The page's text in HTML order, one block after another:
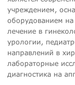
учреждением,
оборудованием на
лечение в
урологии,
направлений в
лабораторные
диагностика на